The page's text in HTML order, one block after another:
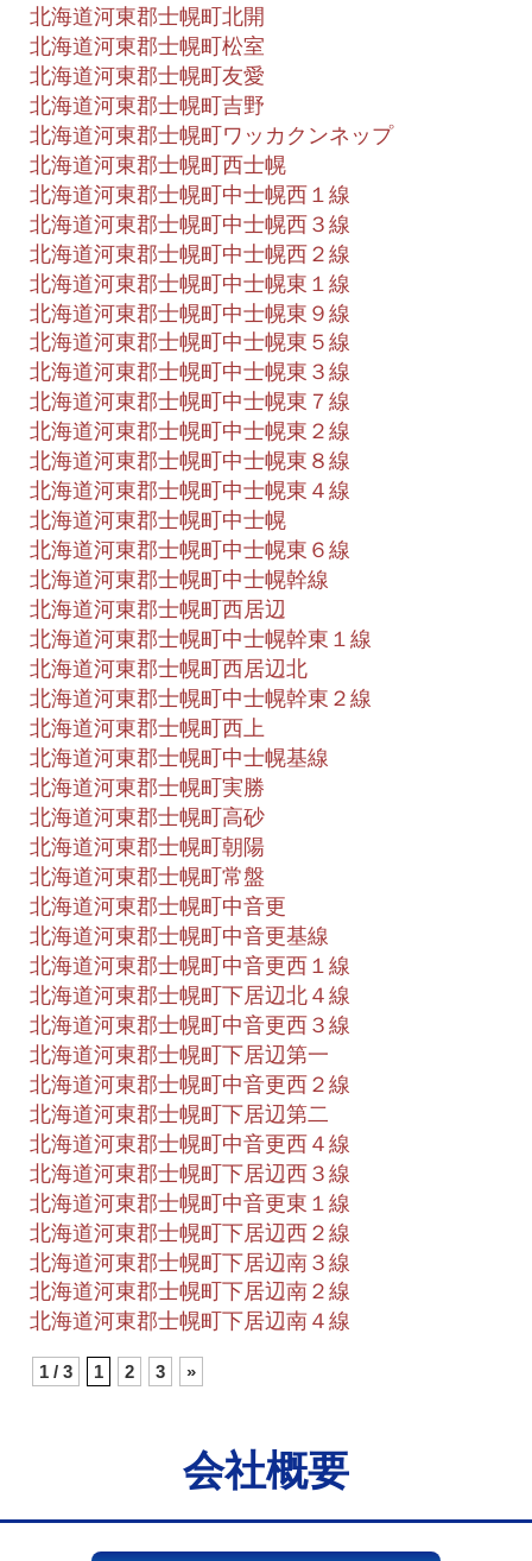
北海道河東郡士幌町北開
北海道河東郡士幌町松室
北海道河東郡士幌町友愛
北海道河東郡士幌町吉野
北海道河東郡士幌町ワッカクンネップ
北海道河東郡士幌町西士幌
北海道河東郡士幌町中士幌西１線
北海道河東郡士幌町中士幌西３線
北海道河東郡士幌町中士幌西２線
北海道河東郡士幌町中士幌東１線
北海道河東郡士幌町中士幌東９線
北海道河東郡士幌町中士幌東５線
北海道河東郡士幌町中士幌東３線
北海道河東郡士幌町中士幌東７線
北海道河東郡士幌町中士幌東２線
北海道河東郡士幌町中士幌東８線
北海道河東郡士幌町中士幌東４線
北海道河東郡士幌町中士幌
北海道河東郡士幌町中士幌東６線
北海道河東郡士幌町中士幌幹線
北海道河東郡士幌町西居辺
北海道河東郡士幌町中士幌幹東１線
北海道河東郡士幌町西居辺北
北海道河東郡士幌町中士幌幹東２線
北海道河東郡士幌町西上
北海道河東郡士幌町中士幌基線
北海道河東郡士幌町実勝
北海道河東郡士幌町高砂
北海道河東郡士幌町朝陽
北海道河東郡士幌町常盤
北海道河東郡士幌町中音更
北海道河東郡士幌町中音更基線
北海道河東郡士幌町中音更西１線
北海道河東郡士幌町下居辺北４線
北海道河東郡士幌町中音更西３線
北海道河東郡士幌町下居辺第一
北海道河東郡士幌町中音更西２線
北海道河東郡士幌町下居辺第二
北海道河東郡士幌町中音更西４線
北海道河東郡士幌町下居辺西３線
北海道河東郡士幌町中音更東１線
北海道河東郡士幌町下居辺西２線
北海道河東郡士幌町下居辺南３線
北海道河東郡士幌町下居辺南２線
北海道河東郡士幌町下居辺南４線
1 / 3 1 2 3 »
会社概要